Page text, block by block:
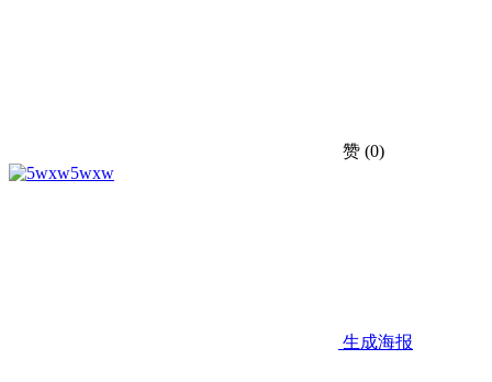
赞 (0)
5wxw
生成海报